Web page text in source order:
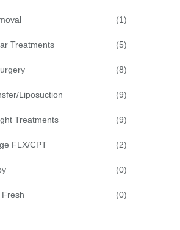
(1)
Treatments (5)
(8)
Liposuction (9)
Treatments (9)
FLX/CPT (2)
(0)
(0)